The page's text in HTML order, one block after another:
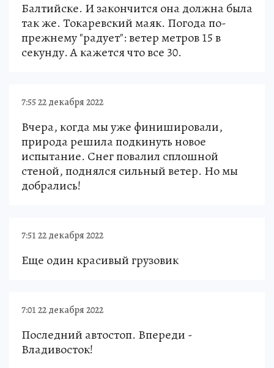
Балтийске. И закончится она должна была
так же. Токаревский маяк. Погода по-
прежнему "радует": ветер метров 15 в
секунду. А кажется что все 30.
7:55 22 декабря 2022
Вчера, когда мы уже финишировали,
природа решила подкинуть новое
испытание. Снег повалил сплошной
стеной, поднялся сильный ветер. Но мы
добрались!
7:51 22 декабря 2022
Еще один красивый грузовик
7:01 22 декабря 2022
Последний автостоп. Впереди -
Владивосток!